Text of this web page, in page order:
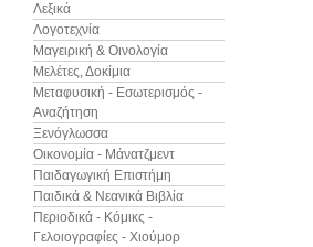
Λεξικά
Λογοτεχνία
Μαγειρική & Οινολογία
Μελέτες, Δοκίμια
Μεταφυσική - Εσωτερισμός -
Αναζήτηση
Ξενόγλωσσα
Οικονομία - Μάνατζμεντ
Παιδαγωγική Επιστήμη
Παιδικά & Νεανικά Βιβλία
Περιοδικά - Κόμικς -
Γελοιογραφίες - Χιούμορ